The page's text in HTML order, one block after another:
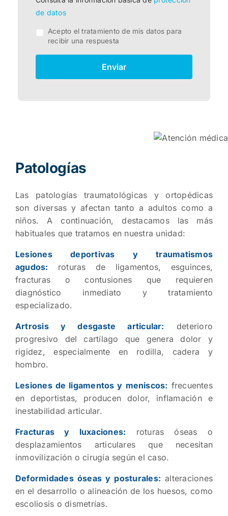
de datos
Acepto el tratamiento de mis datos para
recibir una respuesta
Enviar
Patologías
Las patologías traumatológicas y ortopédicas
son diversas y afectan tanto a adultos como a
niños. A continuación, destacamos las más
habituales que tratamos en nuestra unidad:
Lesiones deportivas y traumatismos
agudos:
roturas de ligamentos, esguinces,
fracturas o contusiones que requieren
diagnóstico inmediato y tratamiento
especializado.
Artrosis y desgaste articular:
deterioro
progresivo del cartílago que genera dolor y
rigidez, especialmente en rodilla, cadera y
hombro.
Lesiones de ligamentos y meniscos: frecuentes
en deportistas, producen dolor, inflamación e
inestabilidad articular.
Fracturas y luxaciones:
roturas óseas o
desplazamientos articulares que necesitan
inmovilización o cirugía según el caso.
Deformidades óseas y posturales: alteraciones
en el desarrollo o alineación de los huesos, como
escoliosis o dismetrías.